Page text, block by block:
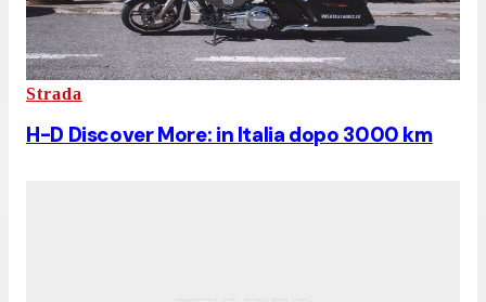
Strada
H-D Discover More: in Italia dopo 3000 km